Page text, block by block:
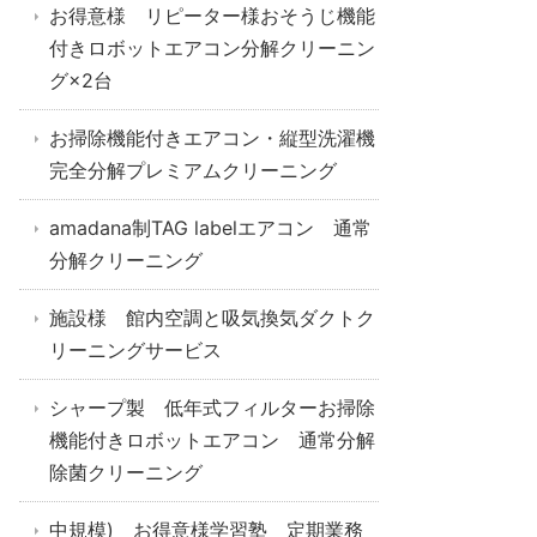
お得意様 リピーター様おそうじ機能
付きロボットエアコン分解クリーニン
グ×2台
お掃除機能付きエアコン・縦型洗濯機
完全分解プレミアムクリーニング
amadana制TAG labelエアコン 通常
分解クリーニング
施設様 館内空調と吸気換気ダクトク
リーニングサービス
シャープ製 低年式フィルターお掃除
機能付きロボットエアコン 通常分解
除菌クリーニング
中規模) お得意様学習塾 定期業務